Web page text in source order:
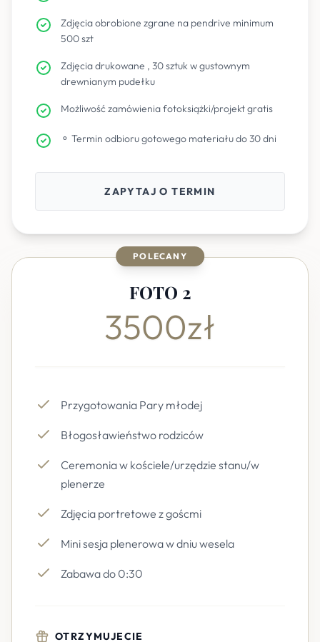
Zdjęcia obrobione zgrane na pendrive minimum
500 szt
Zdjęcia drukowane , 30 sztuk w gustownym
drewnianym pudełku
Możliwość zamówienia fotoksiążki/projekt gratis
⚬ Termin odbioru gotowego materiału do 30 dni
ZAPYTAJ O TERMIN
POLECANY
FOTO 2
3500zł
Przygotowania Pary młodej
Błogosławieństwo rodziców
Ceremonia w kościele/urzędzie stanu/w
plenerze
Zdjęcia portretowe z goścmi
Mini sesja plenerowa w dniu wesela
Zabawa do 0:30
OTRZYMUJECIE